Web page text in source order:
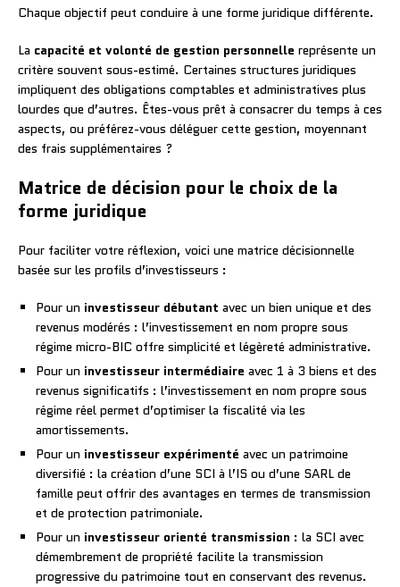
Chaque objectif peut conduire à une forme juridique différente.
La capacité et volonté de gestion personnelle représente un
critère souvent sous-estimé. Certaines structures juridiques
impliquent des obligations comptables et administratives plus
lourdes que d’autres. Êtes-vous prêt à consacrer du temps à ces
aspects, ou préférez-vous déléguer cette gestion, moyennant
des frais supplémentaires ?
Matrice de décision pour le choix de la
forme juridique
Pour faciliter votre réflexion, voici une matrice décisionnelle
basée sur les profils d’investisseurs :
Pour un investisseur débutant avec un bien unique et des
revenus modérés : l’investissement en nom propre sous
régime micro-BIC offre simplicité et légèreté administrative.
Pour un investisseur intermédiaire avec 1 à 3 biens et des
revenus significatifs : l’investissement en nom propre sous
régime réel permet d’optimiser la fiscalité via les
amortissements.
Pour un investisseur expérimenté avec un patrimoine
diversifié : la création d’une SCI à l’IS ou d’une SARL de
famille peut offrir des avantages en termes de transmission
et de protection patrimoniale.
Pour un investisseur orienté transmission : la SCI avec
démembrement de propriété facilite la transmission
progressive du patrimoine tout en conservant des revenus.